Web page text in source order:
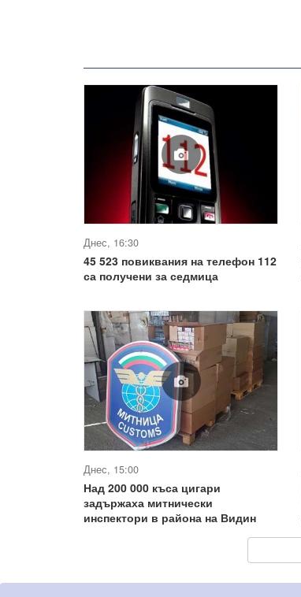
Днес, 16:30
45 523 повиквания на телефон 112
са получени за седмица
Днес, 15:00
Над 200 000 къса цигари
задържаха митнически
инспектори в района на Видин